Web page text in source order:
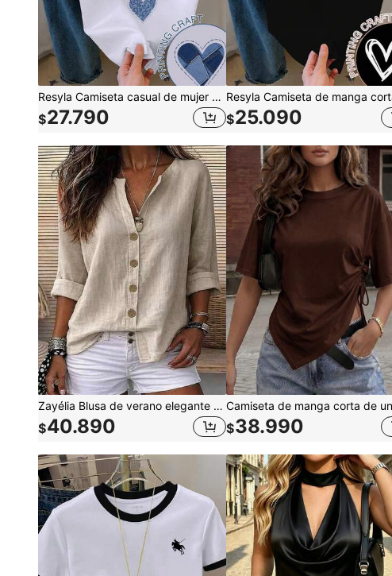
Resyla Camiseta casual de mujer de manga corta con cuello redondo y estampado de corazón en bloques de color
$27.790 $25.090
Zayélia Blusa de verano elegante y sencilla, de tejido liso y casual, para uso en el trabajo
$40.890 $38.990